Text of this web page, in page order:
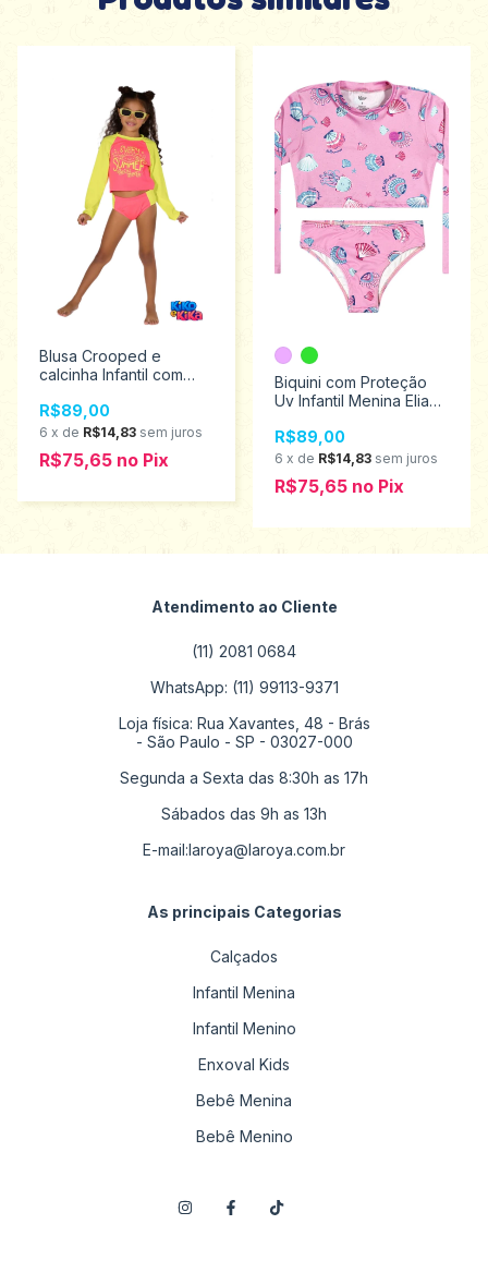
Blusa Crooped e
calcinha Infantil com
Kika Tamanho 6 13202
R$89,00
6 x de R$14,83 sem juros
R$75,65 no Pix
Biquini com Proteção
Uv Infantil Menina Elian
232064
R$89,00
6 x de R$14,83 sem juros
R$75,65 no Pix
Atendimento ao Cliente
(11) 2081 0684
WhatsApp: (11) 99113-9371
Loja física: Rua Xavantes, 48 - Brás
- São Paulo - SP - 03027-000
Segunda a Sexta das 8:30h as 17h
Sábados das 9h as 13h
E-mail:laroya@laroya.com.br
As principais Categorias
Calçados
Infantil Menina
Infantil Menino
Enxoval Kids
Bebê Menina
Bebê Menino